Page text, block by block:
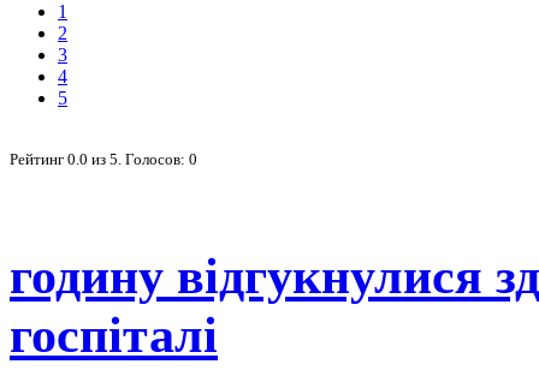
1
2
3
4
5
Рейтинг 0.0 из 5. Голосов: 0
годину відгукнулися
госпіталі